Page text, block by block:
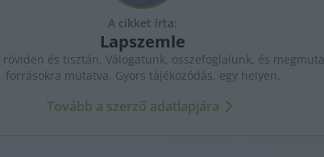
A cikket írta:
Lapszemle
és tisztán. Válogatunk, összefoglalunk, és
forrásokra mutatva. Gyors tájékozódás, egy helyen.
Tovább a szerző adatlapjára